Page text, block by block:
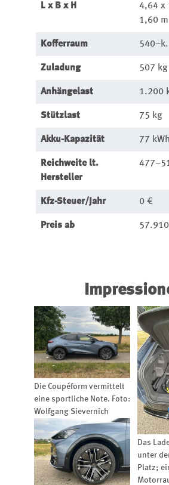
L x B x H
4,64 x
1,60 m
Kofferraum
Zuladung 507 kg
Anhängelast 1.200
Stützlast 75 kg
Akku-Kapazität 77
Reichweite lt.
Hersteller
Kfz-Steuer/Jahr 0 €
Preis ab
Die Coupéform vermittelt
eine sportliche Note. Foto:
Wolfgang Sievernich
Das
unter
Platz;